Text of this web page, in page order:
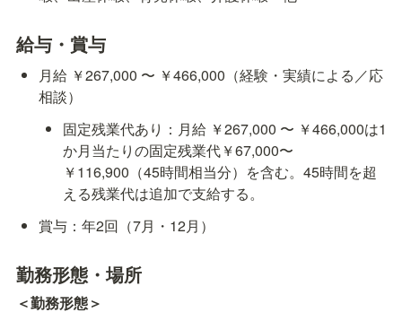
給与・賞与
月給 ￥267,000 〜 ￥466,000（経験・実績による／応
相談）
固定残業代あり：月給 ￥267,000 〜 ￥466,000は1
か月当たりの固定残業代￥67,000〜
￥116,900（45時間相当分）を含む。45時間を超
える残業代は追加で支給する。
賞与：年2回（7月・12月）
勤務形態・場所
＜勤務形態＞